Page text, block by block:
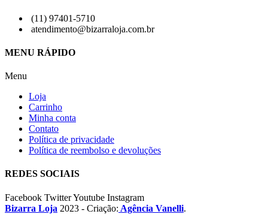
(11) 97401-5710
atendimento@bizarraloja.com.br
MENU RÁPIDO
Menu
Loja
Carrinho
Minha conta
Contato
Política de privacidade
Política de reembolso e devoluções
REDES SOCIAIS
Facebook TwitterYoutube Instagram
Bizarra Loja 2023 - Criação: Agência Vanelli.